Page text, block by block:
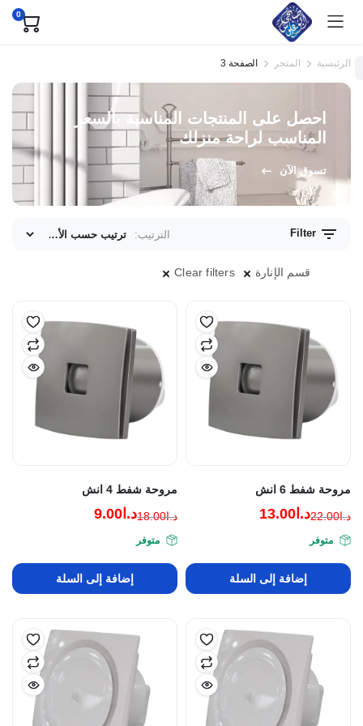
0
الرئيسية المتجر الصفحة 3
احصل على المنتجات المناسبة بالسعر
المناسب لراحة منزلك
تسوق الآن
الترتيب:
Clear filters قسم الإنارة
مروحة شفط 6 انش
د.ا22.00
السعر
الأصلي
هو:
د.ا22.00.
د.ا 13.00
السعر
الحالي
هو:
د.ا13.00.
متوفر
إضافة إلى السلة
مروحة شفط 4 انش
د.ا18.00
السعر
الأصلي
هو:
د.ا18.00.
د.ا 9.00
السعر
الحالي
هو:
د.ا9.00.
متوفر
إضافة إلى السلة